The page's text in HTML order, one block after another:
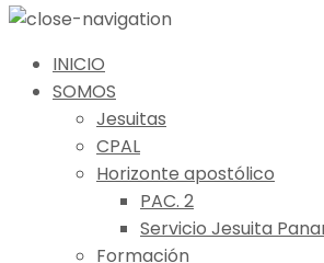
INICIO
SOMOS
Jesuitas
CPAL
Horizonte apostólico
PAC. 2
Servicio Jesuita
Formación